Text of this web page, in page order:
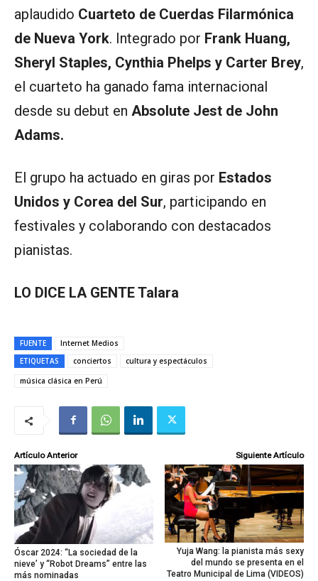
aplaudido Cuarteto de Cuerdas Filarmónica
de Nueva York. Integrado por Frank Huang,
Sheryl Staples, Cynthia Phelps y Carter Brey,
el cuarteto ha ganado fama internacional
desde su debut en Absolute Jest de John
Adams.
El grupo ha actuado en giras por Estados
Unidos y Corea del Sur, participando en
festivales y colaborando con destacados
pianistas.
LO DICE LA GENTE Talara
FUENTE
Internet Medios
ETIQUETAS
conciertos
cultura y espectáculos
música clásica en Perú
Artículo Anterior
Óscar 2024: “La sociedad de la
nieve’ y “Robot Dreams” entre las
más nominadas
Siguiente Artículo
Yuja Wang: la pianista más sexy
del mundo se presenta en el
Teatro Municipal de Lima (VIDEOS)